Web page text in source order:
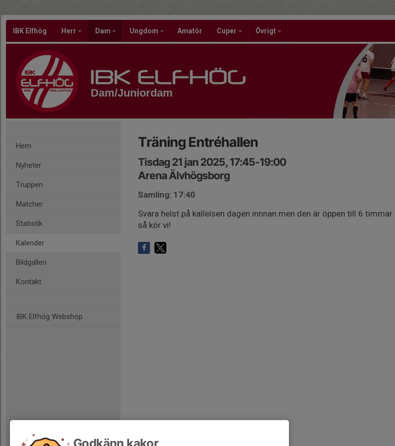
IBK Elfhög Herr Dam Ungdom Amatör Cuper Övrigt
Dam/Juniordam
Hem
Nyheter
Truppen
Matcher
Statistik
Kalender
Bildgalleri
Kontakt
IBK Elfhög Webshop
Träning Entréhallen
Tisdag 21 jan 2025, 17:45-19:00
Arena Älvhögsborg
Samling: 17:40
Svara helst på kallelsen dagen innnan men den är öppen till 6
så kör vi!